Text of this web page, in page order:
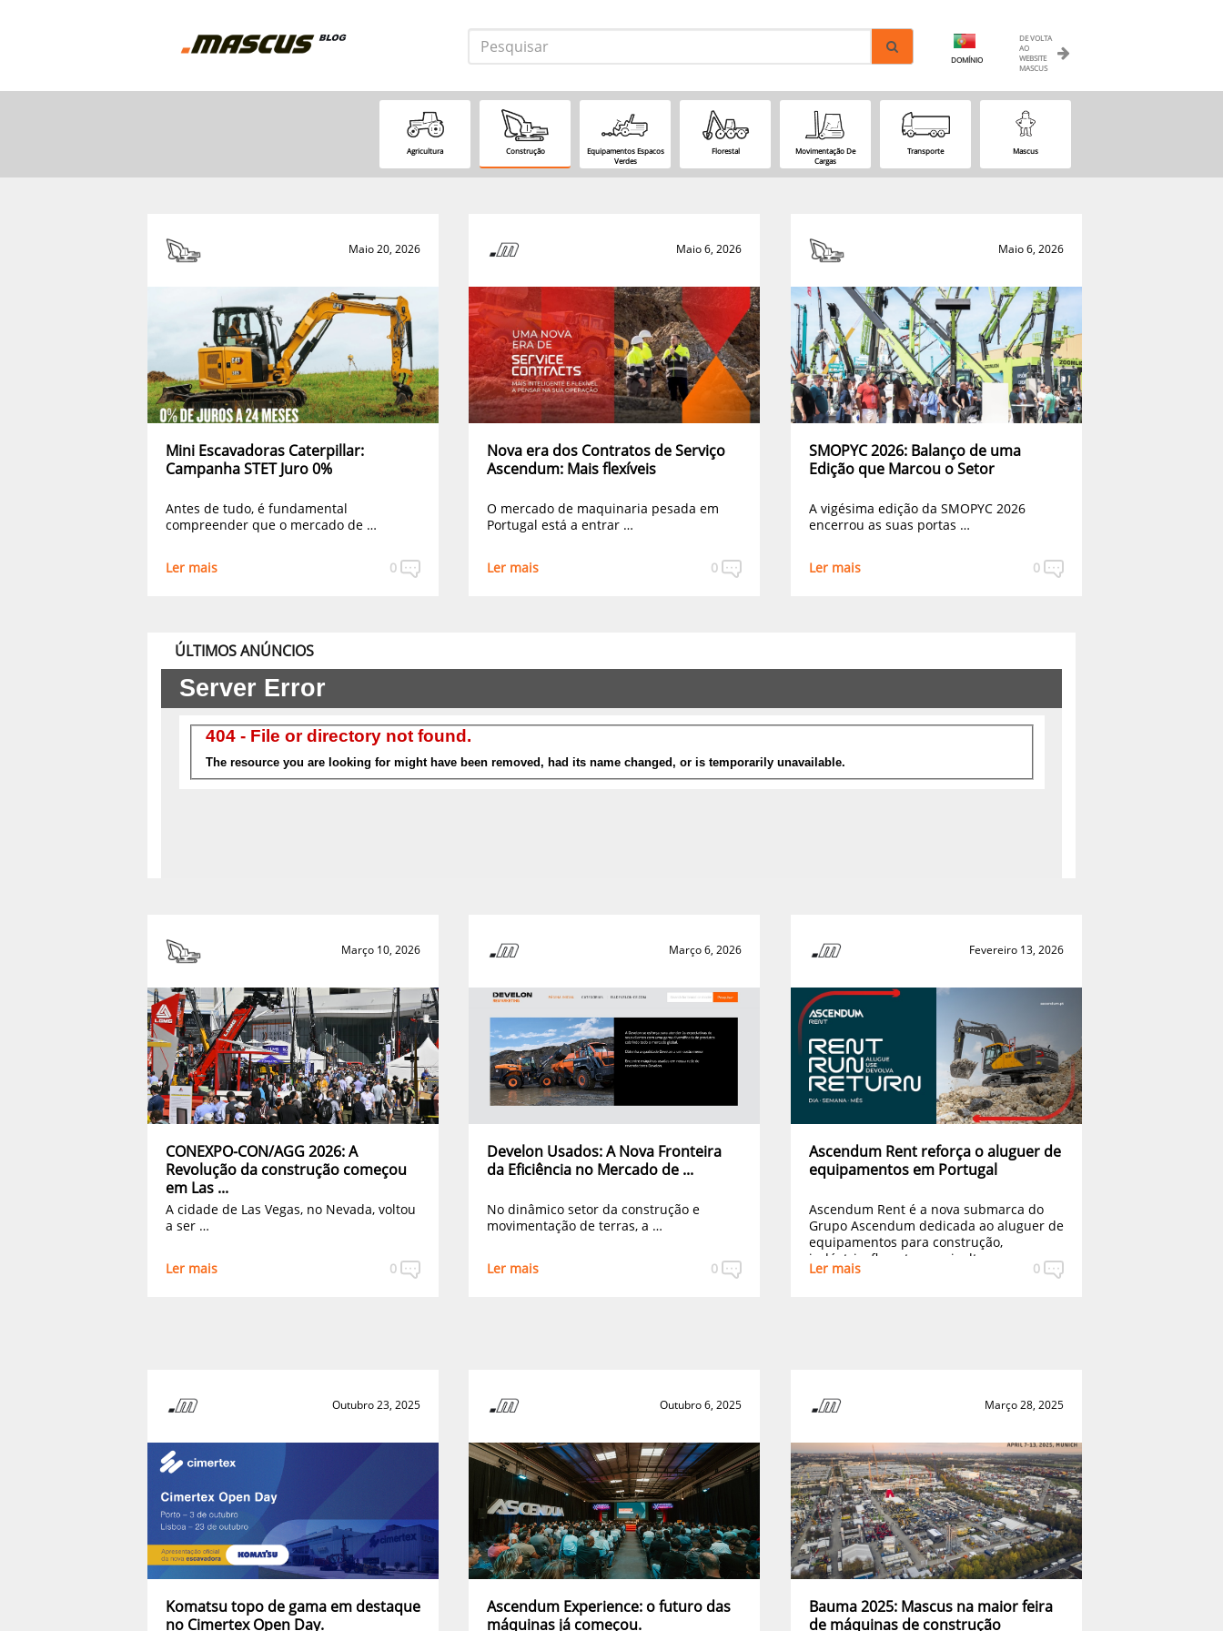
DE VOLTA
AO
WEBSITE
MASCUS
DOMÍNIO
Agricultura Construção
Equipamentos Espacos
Verdes
Florestal
Movimentação De
Cargas
Transporte Mascus
Maio 20, 2026
Mini Escavadoras Caterpillar:
Campanha STET Juro 0%
Antes de tudo, é fundamental
compreender que o mercado de …
0
Ler mais
Maio 6, 2026
Nova era dos Contratos de Serviço
Ascendum: Mais flexíveis
O mercado de maquinaria pesada em
Portugal está a entrar …
0
Ler mais
Maio 6, 2026
SMOPYC 2026: Balanço de uma
Edição que Marcou o Setor
A vigésima edição da SMOPYC 2026
encerrou as suas portas …
0
Ler mais
ÚLTIMOS ANÚNCIOS
Março 10, 2026
CONEXPO-CON/AGG 2026: A
Revolução da construção começou
em Las ...
A cidade de Las Vegas, no Nevada, voltou
a ser …
0
Ler mais
Março 6, 2026
Develon Usados: A Nova Fronteira
da Eficiência no Mercado de ...
No dinâmico setor da construção e
movimentação de terras, a …
0
Ler mais
Fevereiro 13, 2026
Ascendum Rent reforça o aluguer de
equipamentos em Portugal
Ascendum Rent é a nova submarca do
Grupo Ascendum dedicada ao aluguer de
equipamentos para construção,
indústria, floresta e agricultura.
0
Ler mais
Outubro 23, 2025
Komatsu topo de gama em destaque
no Cimertex Open Day.
Outubro 6, 2025
Ascendum Experience: o futuro das
máquinas já começou.
Março 28, 2025
Bauma 2025: Mascus na maior feira
de máquinas de construção